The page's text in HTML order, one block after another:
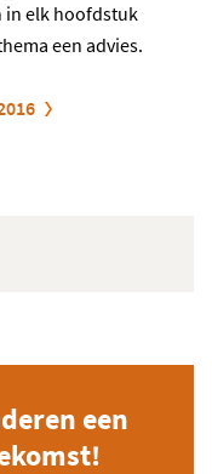
in elk hoofdstuk
een advies.
een